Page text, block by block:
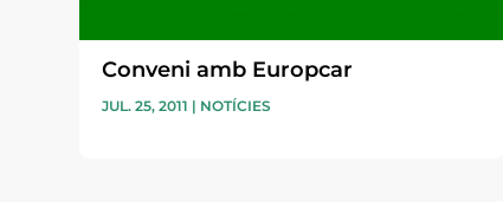
Conveni amb Europcar
JUL. 25, 2011 | NOTÍCIES